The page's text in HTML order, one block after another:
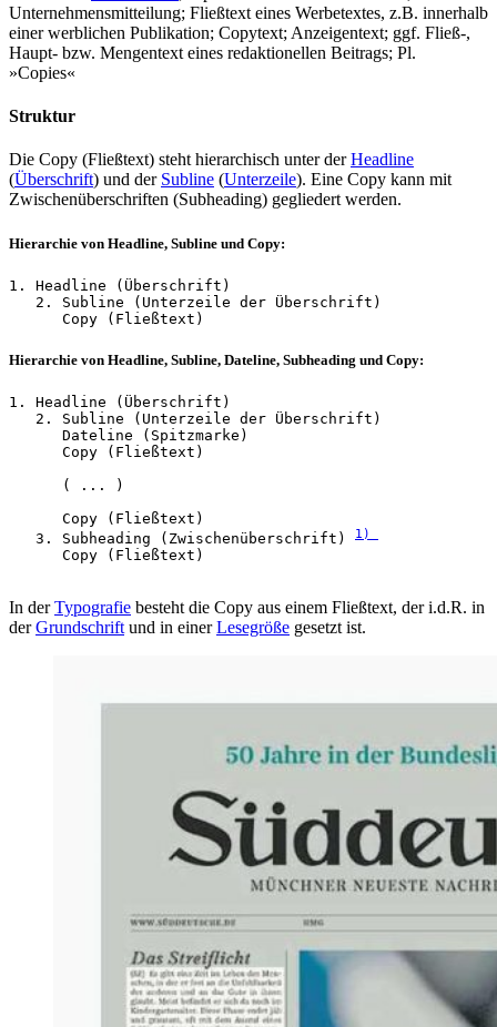
Unternehmensmitteilung; Fließtext eines Werbetextes, z.B. innerhalb
einer werblichen Publikation; Copytext; Anzeigentext; ggf. Fließ-,
Haupt- bzw. Mengentext eines redaktionellen Beitrags; Pl.
»Copies«
Struktur
Die Copy (Fließtext) steht hierarchisch unter derHeadline
(Überschrift) und der Subline (Unterzeile). Eine Copy kann mit
Zwischenüberschriften (Subheading) gegliedert werden.
Hierarchie von Headline, Subline und Copy:
1. Headline (Überschrift)
   2. Subline (Unterzeile der Überschrift)
      Copy (Fließtext)
Hierarchie von Headline, Subline, Dateline, Subheading und Copy:
1. Headline (Überschrift)
   2. Subline (Unterzeile der Überschrift)
      Dateline (Spitzmarke)
      Copy (Fließtext)
      ( ... )
      Copy (Fließtext)
   3. Subheading (Zwischenüberschrift)
1)
      Copy (Fließtext)
In derTypografie besteht die Copy aus einem Fließtext, der i.d.R. in
derGrundschrift und in einerLesegröße gesetzt ist.